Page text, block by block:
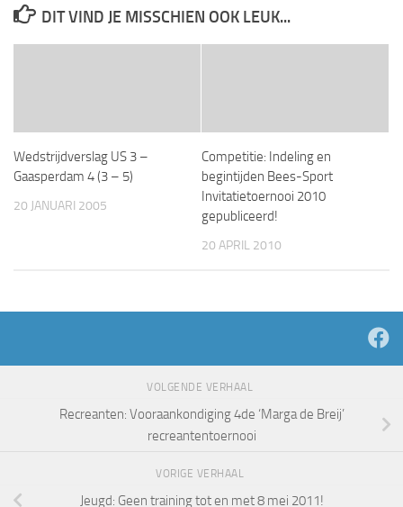
DIT VIND JE MISSCHIEN OOK LEUK...
Wedstrijdverslag US 3 –
Gaasperdam 4 (3 – 5)
20 JANUARI 2005
Competitie: Indeling en
begintijden Bees-Sport
Invitatietoernooi 2010
gepubliceerd!
20 APRIL 2010
VOLGENDE VERHAAL
Recreanten: Vooraankondiging 4de ‘Marga de Breij’
recreantentoernooi
VORIGE VERHAAL
Jeugd: Geen training tot en met 8 mei 2011!